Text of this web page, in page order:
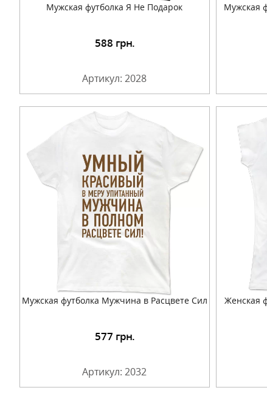
Мужская футболка Я Не Подарок
588 грн.
Артикул: 2028
Мужская
Подробнее
Мужская футболка Мужчина в Расцвете Сил
577 грн.
Артикул: 2032
Женская
Подробнее